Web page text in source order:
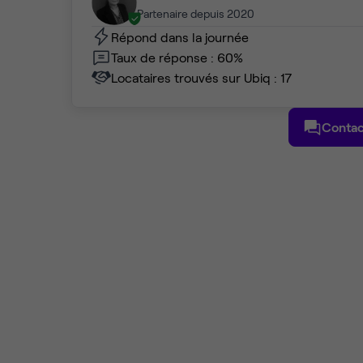
Partenaire depuis 2020
Répond dans la journée
Taux de réponse : 60%
Locataires trouvés sur Ubiq : 17